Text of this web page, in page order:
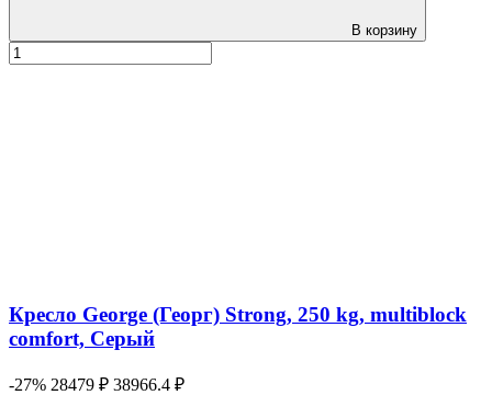
В корзину
Кресло George (Георг) Strong, 250 kg, multiblock
comfort, Серый
-27% 28479 ₽ 38966.4 ₽